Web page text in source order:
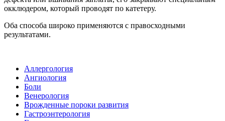
окклюдером, который проводят по катетеру.
Oба способа широко применяются с правосходными
результатaми.
Аллергология
Ангиология
Боли
Венерология
Врожденные пороки развития
Гастроэнтерология